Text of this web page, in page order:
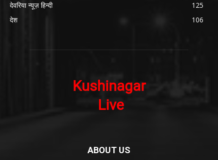
देवरिया न्यूज़ हिन्दी
125
देश
106
ABOUT US